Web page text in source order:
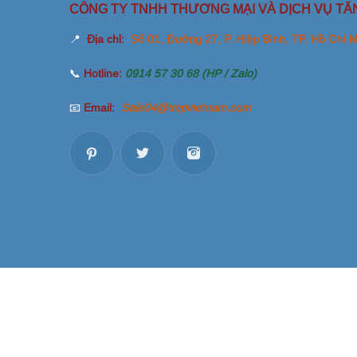
CÔNG TY TNHH THƯƠNG MẠI VÀ DỊCH VỤ
📍 Địa chỉ: Số 01, Đường 27, P. Hiệp Bình, TP. Hồ Chí
📞 Hotline: 0914 57 30 68 (HP / Zalo)
📧 Email: Sale04@tmpvietnam.com